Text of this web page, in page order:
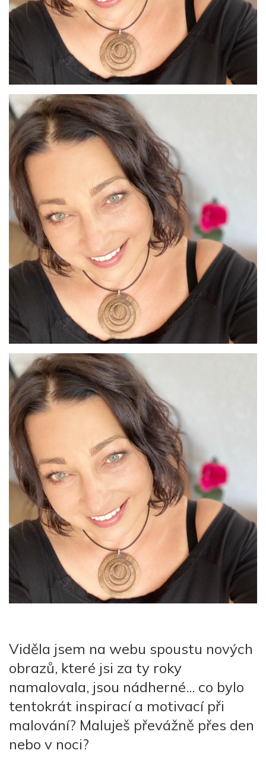
Viděla jsem na webu spoustu nových
obrazů, které jsi za ty roky
namalovala, jsou nádherné... co bylo
tentokrát inspirací a motivací při
malování? Maluješ převážně přes den
nebo v noci?